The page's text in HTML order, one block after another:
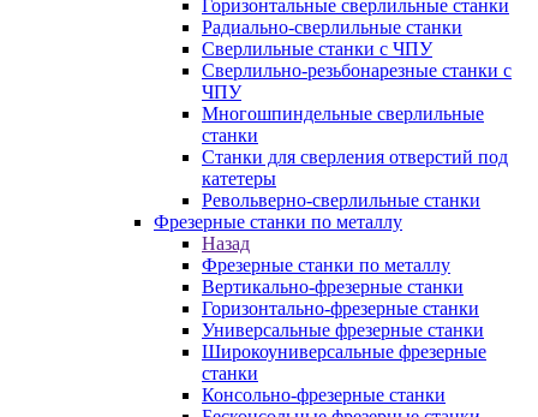
Горизонтальные сверлильные станки
Радиально-сверлильные станки
Сверлильные станки с ЧПУ
Сверлильно-резьбонарезные станки с
ЧПУ
Многошпиндельные сверлильные
станки
Станки для сверления отверстий под
катетеры
Револьверно-сверлильные станки
Фрезерные станки по металлу
Назад
Фрезерные станки по металлу
Вертикально-фрезерные станки
Горизонтально-фрезерные станки
Универсальные фрезерные станки
Широкоуниверсальные фрезерные
станки
Консольно-фрезерные станки